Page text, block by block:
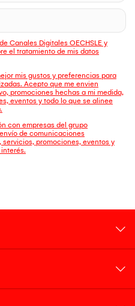
Canales Digitales OECHSLE y
el tratamiento de mis datos
mis gustos y preferencias para
Acepto que me envien
promociones hechas a mi medida,
eventos y todo lo que se alinee
con empresas del grupo
de comunicaciones
promociones, eventos y